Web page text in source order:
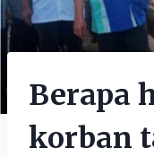
Berapa
korban